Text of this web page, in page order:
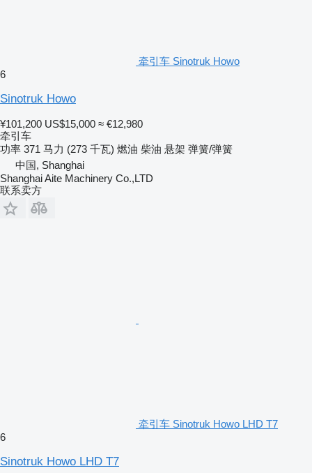
牵引车 Sinotruk Howo
6
Sinotruk Howo
¥101,200 US$15,000 ≈ €12,980
牵引车
功率 371 马力 (273 千瓦) 燃油 柴油 悬架 弹簧/弹簧
中国, Shanghai
Shanghai Aite Machinery Co.,LTD
联系卖方
牵引车 Sinotruk Howo LHD T7
6
Sinotruk Howo LHD T7